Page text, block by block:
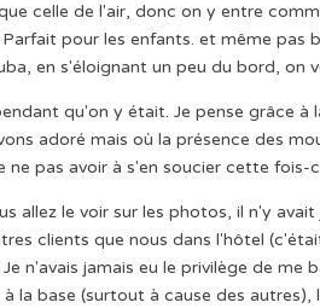
celle de l'air, donc on y entre
pour les enfants. et même pas
en s'éloignant un peu du bord, on
qu'on y était. Je pense grâce à
adoré mais où la présence des
ne pas avoir à s'en soucier cette fois-
allez le voir sur les photos, il n'y
clients que nous dans l'hôtel
n'avais jamais eu le privilège de me
la base (surtout à cause des